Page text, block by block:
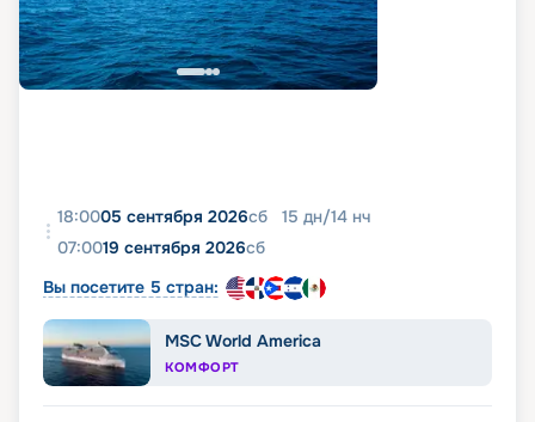
18:0005 сентября 2026сб 15 дн/14 нч
07:0019 сентября 2026сб
Вы посетите 5 стран:
MSC World America
КОМФОРТ